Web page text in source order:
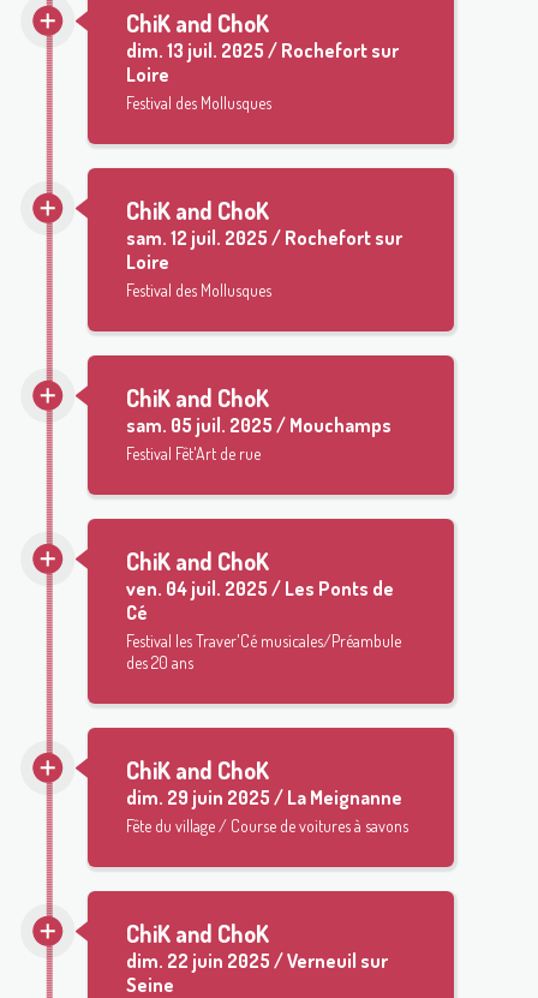
ChiK and ChoK
dim. 13 juil. 2025 / Rochefort sur
Loire
Festival des Mollusques
ChiK and ChoK
sam. 12 juil. 2025 / Rochefort sur
Loire
Festival des Mollusques
ChiK and ChoK
sam. 05 juil. 2025 / Mouchamps
Festival Fêt'Art de rue
ChiK and ChoK
ven. 04 juil. 2025 / Les Ponts de
Cé
Festival les Traver'Cé musicales/Préambule
des 20 ans
ChiK and ChoK
dim. 29 juin 2025 / La Meignanne
Fête du village / Course de voitures à savons
ChiK and ChoK
dim. 22 juin 2025 / Verneuil sur
Seine